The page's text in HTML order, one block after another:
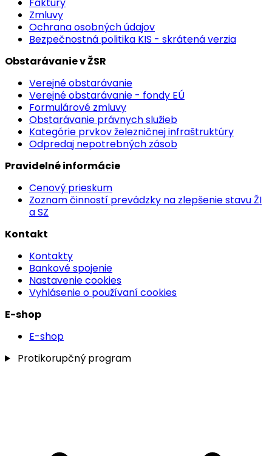
Zmluvy
Ochrana osobných údajov
Bezpečnostná politika KIS - skrátená verzia
Obstarávanie v ŽSR
Verejné obstarávanie
Verejné obstarávanie - fondy EÚ
Formulárové zmluvy
Obstarávanie právnych služieb
Kategórie prvkov železničnej infraštruktúry
Odpredaj nepotrebných zásob
Pravidelné informácie
Cenový prieskum
Zoznam činností prevádzky na zlepšenie stavu ŽI
a SZ
Kontakt
Kontakty
Bankové spojenie
Nastavenie cookies
Vyhlásenie o používaní cookies
E-shop
E-shop
Protikorupčný program